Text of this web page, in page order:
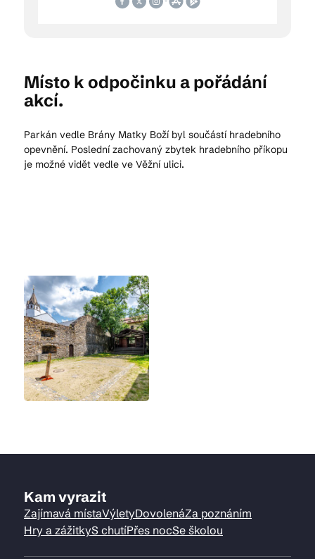
Místo k odpočinku a pořádání
akcí.
Parkán vedle Brány Matky Boží byl součástí hradebního
opevnění. Poslední zachovaný zbytek hradebního příkopu
je možné vidět vedle ve Věžní ulici.
Kam vyrazit
Zajímavá místaVýletyDovolenáZa poznáním
Hry a zážitkyS chutíPřes nocSe školou